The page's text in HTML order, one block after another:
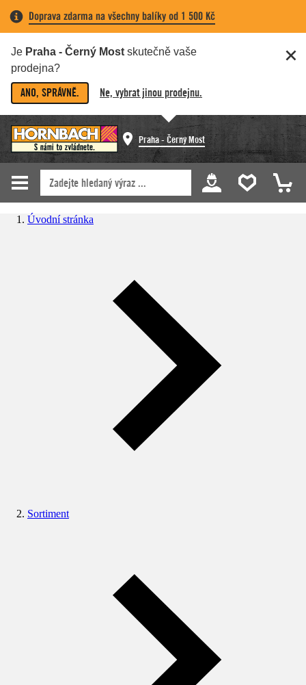
Doprava zdarma na všechny balíky od 1 500 Kč
Je Praha - Černý Most skutečně vaše
prodejna?
ANO, SPRÁVNĚ. Ne, vybrat jinou prodejnu.
Praha - Černý Most
Úvodní stránka
Sortiment